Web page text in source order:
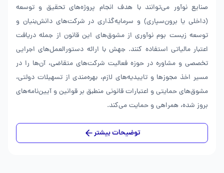
صنایع نوآور می‌توانند با هدف انجام پروژه‌های تحقیق و توسعه
(داخلی یا برون‌سپاری) و سرمایه‌گذاری در شرکت‌های دانش‌بنیان و
توسعه زیست بوم نوآوری از مشوق‌های این قانون از جمله دریافت
اعتبار مالیاتی استفاده کنند. جهش با ارائه دستورالعمل‌های اجرایی
تخصصی و مشاوره در حوزه فعالیت شرکت‌های متقاضی، آن‌ها را در
مسیر اخذ مجوزها و تاییدیه‌های لازم، بهره‌مندی از تسهیلات دولتی،
مشوق‌های حمایتی و اعتبارات قانونی منطبق بر قوانین و آیین‌نامه‌های
بروز شده، همراهی و حمایت می‌کند.
توضیحات بیشتر